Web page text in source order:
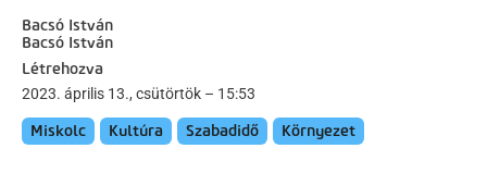
Bacsó István
Bacsó István
Létrehozva
2023. április 13., csütörtök – 15:53
Miskolc Kultúra Szabadidő Környezet